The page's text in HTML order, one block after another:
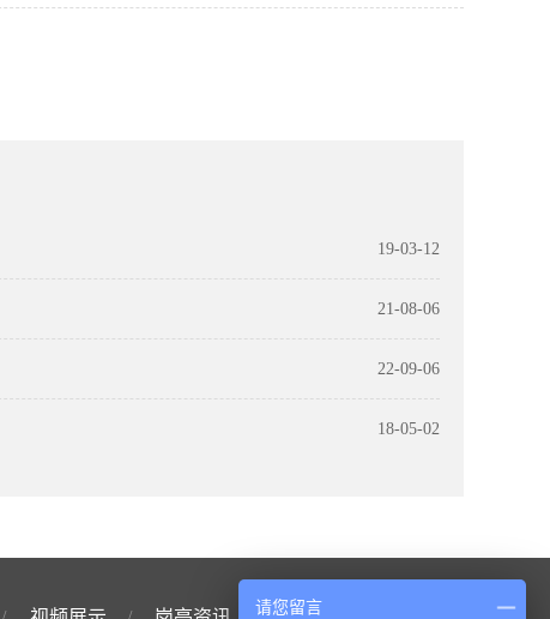
19-03-12
21-08-06
22-09-06
18-05-02
请您留言